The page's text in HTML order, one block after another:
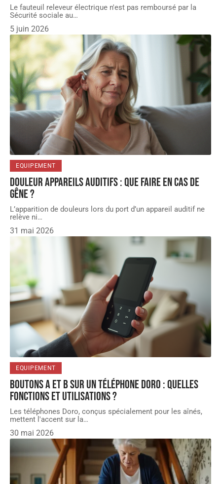
Le fauteuil releveur électrique n'est pas remboursé par la
Sécurité sociale au…
5 juin 2026
EQUIPEMENT
Douleur appareils auditifs : que faire en cas de
gêne ?
L’apparition de douleurs lors du port d’un appareil auditif ne
relève ni…
31 mai 2026
EQUIPEMENT
Boutons A et B sur un téléphone Doro : quelles
fonctions et utilisations ?
Les téléphones Doro, conçus spécialement pour les aînés,
mettent l'accent sur la…
30 mai 2026